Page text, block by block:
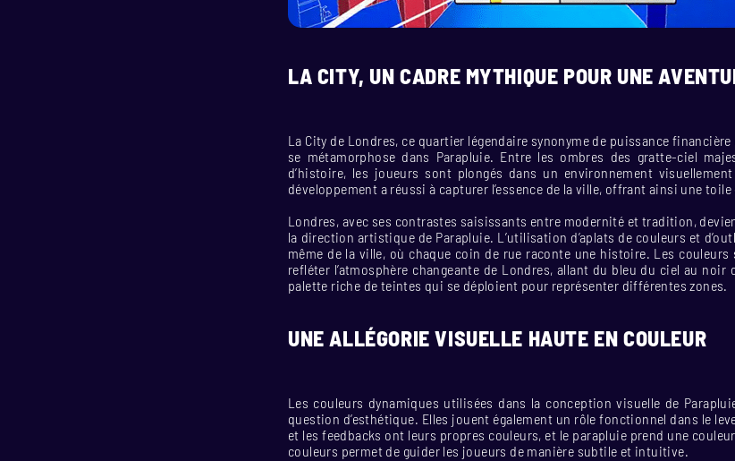
LA CITY, UN CADRE MYTHIQUE POUR UNE
La City de Londres, ce quartier légendaire synonyme de puissance
se métamorphose dans Parapluie. Entre les ombres des gratte-ciel
d’histoire, les joueurs sont plongés dans un environnement
développement a réussi à capturer l’essence de la ville, offrant ainsi une
Londres, avec ses contrastes saisissants entre modernité et tradition,
la direction artistique de Parapluie. L’utilisation d’aplats de couleurs et
même de la ville, où chaque coin de rue raconte une histoire. Les
refléter l’atmosphère changeante de Londres, allant du bleu du ciel au noir
palette riche de teintes qui se déploient pour représenter différentes zones.
UNE ALLÉGORIE VISUELLE HAUTE EN COULEUR
Les couleurs dynamiques utilisées dans la conception visuelle de
question d’esthétique. Elles jouent également un rôle fonctionnel dans le
et les feedbacks ont leurs propres couleurs, et le parapluie prend une
couleurs permet de guider les joueurs de manière subtile et intuitive.